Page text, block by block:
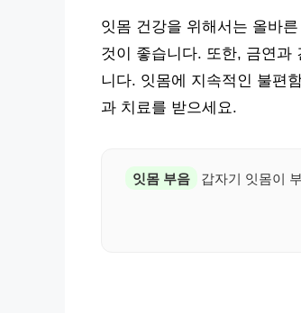
잇몸 건강을 위해서는 올바
것이 좋습니다. 또한, 금연과
니다. 잇몸에 지속적인 불편
과 치료를 받으세요.
잇몸 부음
갑자기 잇몸이